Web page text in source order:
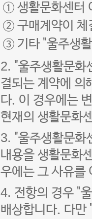
① 생활문화센터
② 구매계약이 체
③ 기타 "울주생
2. "울주생활문화
결되는 계약에 의
다. 이 경우에는
현재의 생활문화
3. "울주생활문화
내용을 생활문화
우에는 그 사유를
4. 전항의 경우 "
배상합니다. 다만